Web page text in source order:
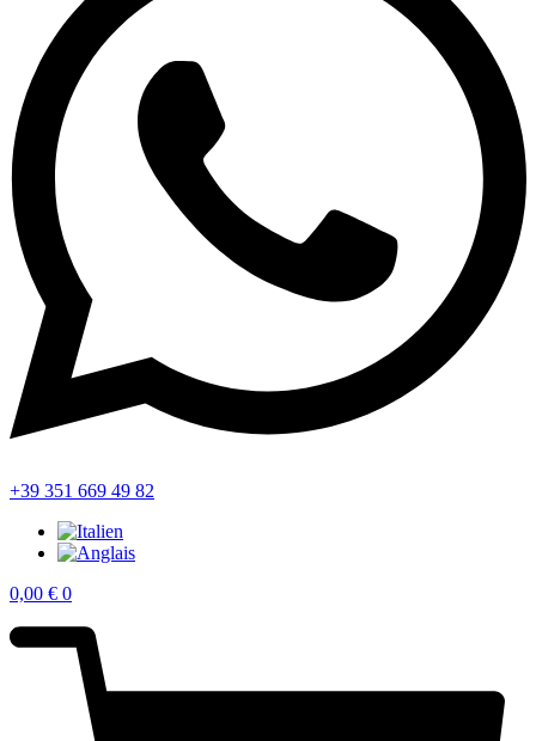
+39 351 669 49 82
0,00 € 0